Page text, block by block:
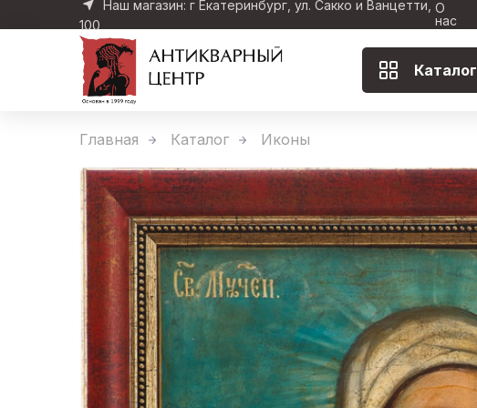
Наш магазин: г Екатеринбург, ул. Сакко и Ванцетти,
100
О
нас
Каталог
Главная Каталог Иконы